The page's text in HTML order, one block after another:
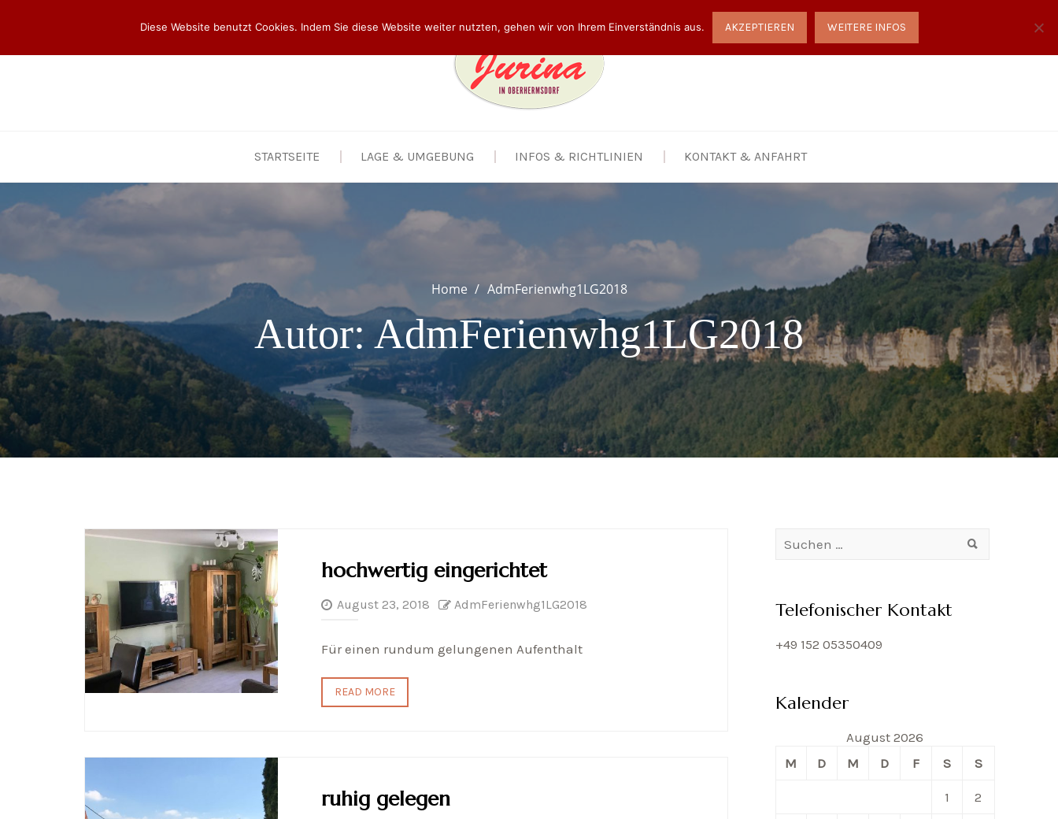
STARTSEITE LAGE & UMGEBUNG INFOS & RICHTLINIEN KONTAKT & ANFAHRT
Home AdmFerienwhg1LG2018
Autor:AdmFerienwhg1LG2018
hochwertig eingerichtet
August 23, 2018 AdmFerienwhg1LG2018
Für einen rundum gelungenen Aufenthalt
READ MORE
ruhig gelegen
Suchen
nach:
Telefonischer Kontakt
+49 152 05350409
Kalender
August 2026
M
D M D F S S
1 2
Diese Website benutzt Cookies. Indem Sie diese Website weiter nutzten, gehen wir von Ihrem Einverständnis aus. AKZEPTIEREN WEITERE INFOS